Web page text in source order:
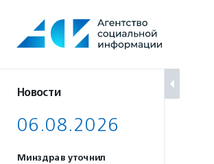
содержанию
Новости
06.08.2026
Минздрав уточнил